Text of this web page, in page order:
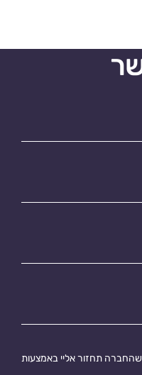
תחזור אליי באמצעות